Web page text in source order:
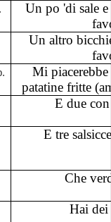
Un po 'di sale e
Un altro
Mi
patatine fritte
E due
E tre
Che
Hai